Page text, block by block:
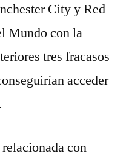
City y Red
Mundo con la
tres fracasos
acceder
con